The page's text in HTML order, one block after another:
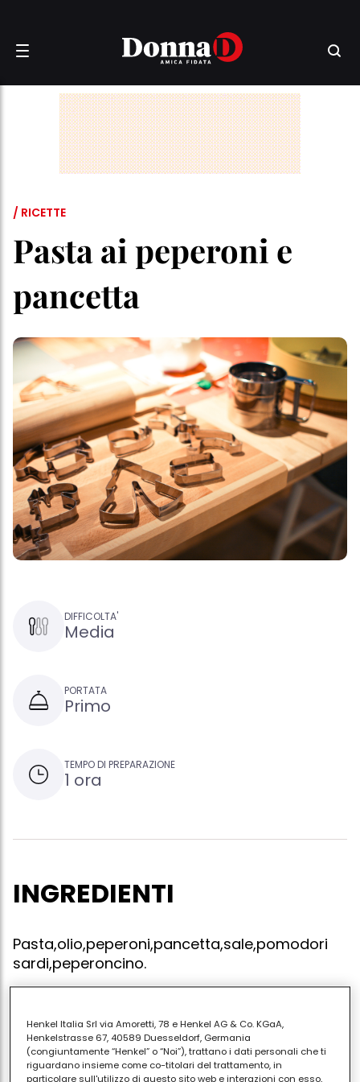
/ RICETTE
Pasta ai peperoni e
pancetta
DIFFICOLTA'
Media
PORTATA
Primo
TEMPO DI PREPARAZIONE
1 ora
INGREDIENTI
Pasta,olio,peperoni,pancetta,sale,pomodori
sardi,peperoncino.
Fai riscaldare in una padella tre cucchiai di olio extra
vergine d'oliva versa i peperoni tagliati a dadini e fai
cuocere per quindici minuti,aggiungi i pomodorini
Henkel Italia Srl via Amoretti, 78 e Henkel AG & Co. KGaA,
Henkelstrasse 67, 40589 Duesseldorf, Germania
(congiuntamente “Henkel” o “Noi”), trattano i dati personali che ti
riguardano insieme come co-titolari del trattamento, in
particolare sull'utilizzo di questo sito web e interazioni con esso,